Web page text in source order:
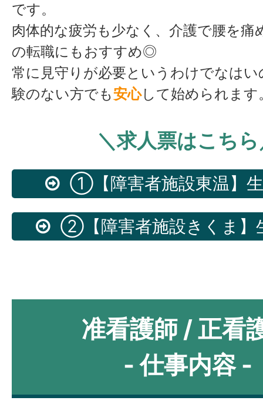
です。
肉体的な疲労も少なく、介護で腰を痛
の転職にもおすすめ◎
常に見守りが必要というわけでなはい
験のない方でも安心して始められます
＼求人票はこち
①【障害者施設東温】
②【障害者施設きくま】
准看護師 / 正看
- 仕事内容 -